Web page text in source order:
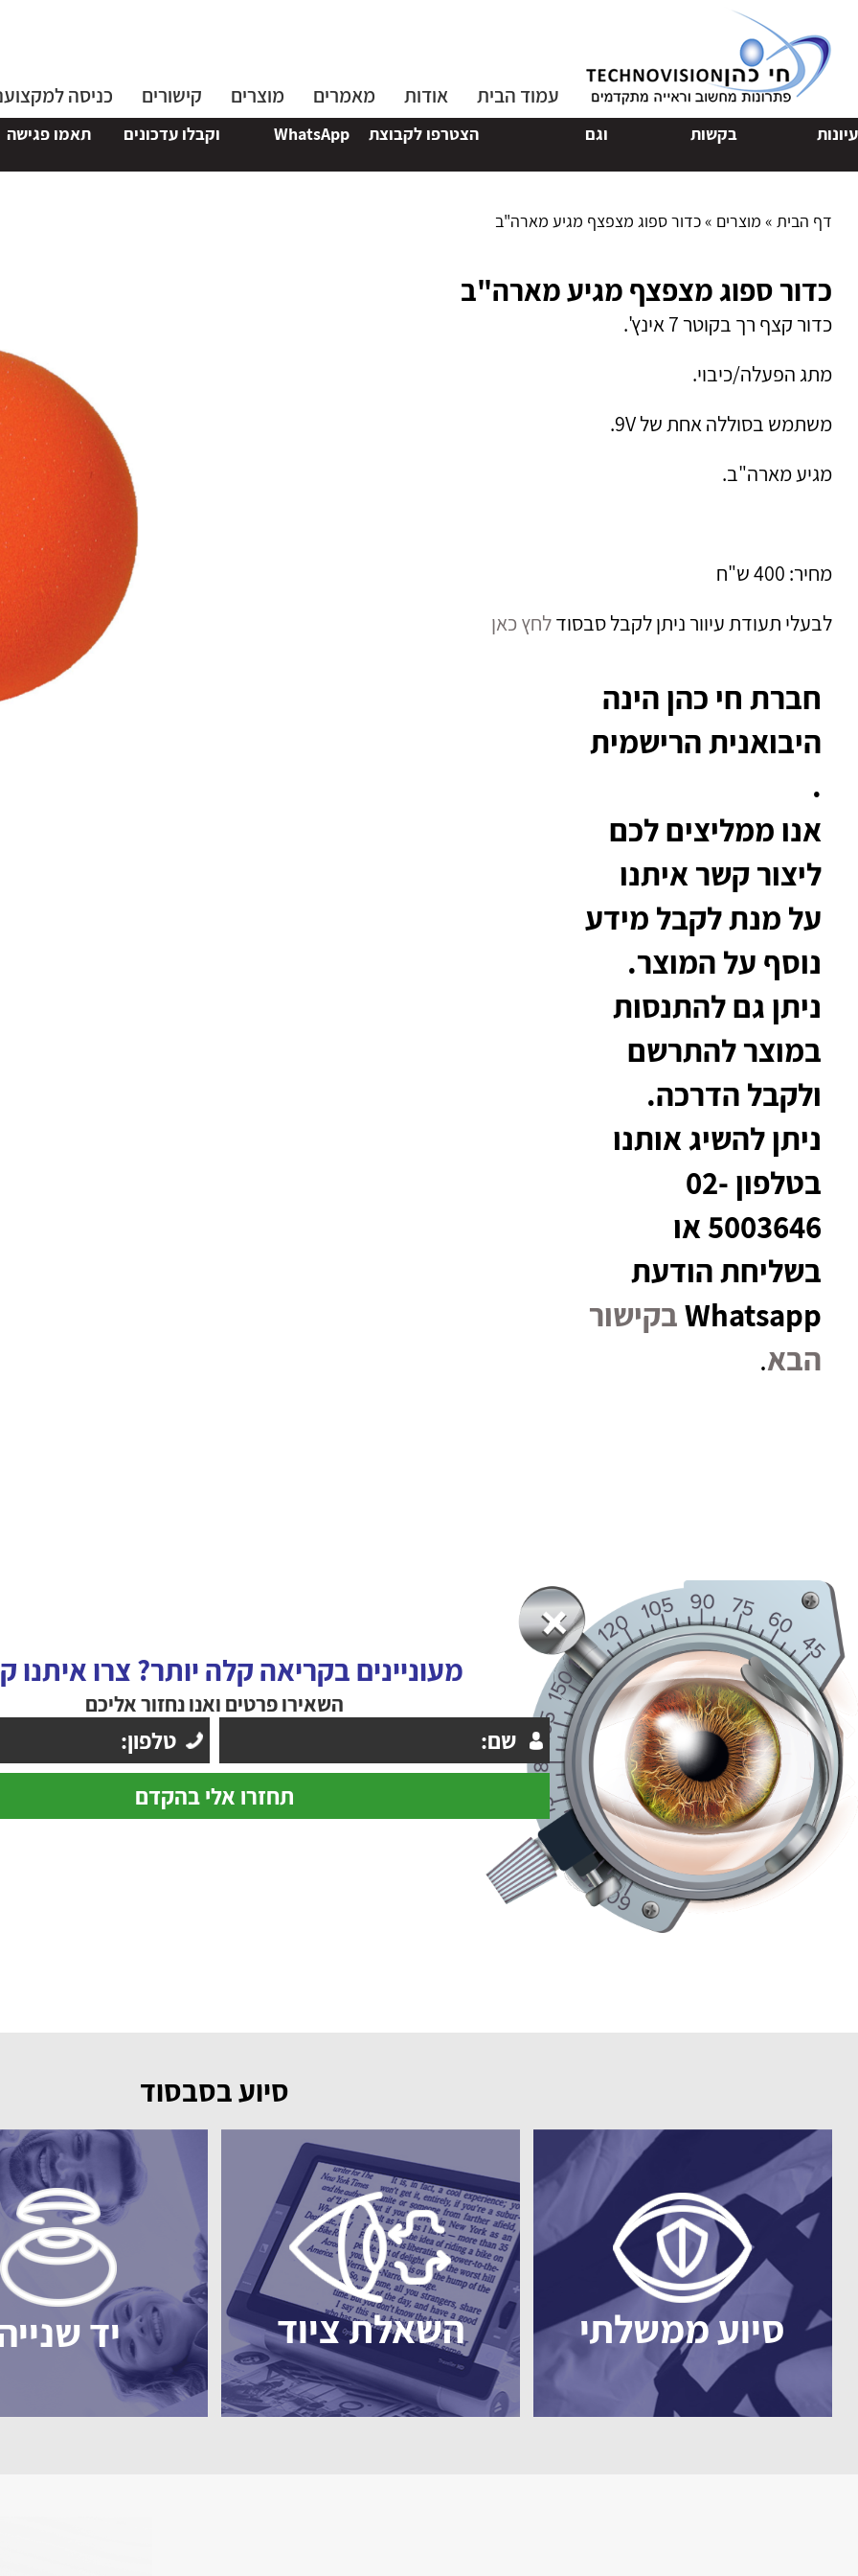
עמוד הבית אודות מאמרים מוצרים קישורים כניסה
בקשות וגם הצטרפו לקבוצת WhatsApp וקבלו עדכונים תאמו פגישה אצלנו
דף הבית» מוצרים »כדור ספוג מצפצף מגיע מארה"ב
כדור ספוג מצפצף מגיע מארה"ב
כדור קצף רך בקוטר 7 אינץ'.
מתג הפעלה/כיבוי.
משתמש בסוללה אחת של 9V.
מגיע מארה"ב.
מחיר: 400 ש"ח
לבעלי תעודת עיוור ניתן לקבל סבסודלחץ כאן
חברת חי כהן הינה
היבואנית הרישמית
.
אנו ממליצים לכם
ליצור קשר איתנו
על מנת לקבל מידע
נוסף על המוצר.
ניתן גם להתנסות
במוצר להתרשם
ולקבל הדרכה.
ניתן להשיג אותנו
בטלפון 02-
5003646 או
בשליחת הודעת
Whatsappבקישור
הבא.
מעוניינים בקריאה קלה יותר? צרו איתנו
השאירו פרטים ואנו נחזור אליכם
סיוע בסבסוד
סיוע ממשלתי השאלת ציוד יד